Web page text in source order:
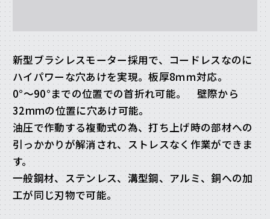
新型ブラシレスモーター採用で、コードレスなのに
ハイパワーな穴あけを実現。板厚8ｍｍ対応。
0°～90°までの位置での首折れ可能。 壁際から
32mmの位置に穴あけ可能。
油圧で作動する複動式の為、打ち上げ時の部材への
引っかかりが解消され、ストレスなく作業ができま
す。
一般鋼材、ステンレス、溝型鋼、アルミ、銅への加
工が同じ刃物で可能。